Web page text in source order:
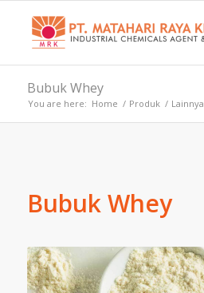
Bubuk Whey
You are here: Home / Produk / Lainnya
Bubuk Whey